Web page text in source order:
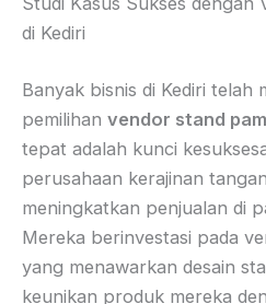
di Kediri
Banyak bisnis di Kediri telah
pemilihan vendor stand
tepat adalah kunci
perusahaan kerajinan
meningkatkan penjualan di
Mereka berinvestasi pada
yang menawarkan desain
keunikan produk mereka